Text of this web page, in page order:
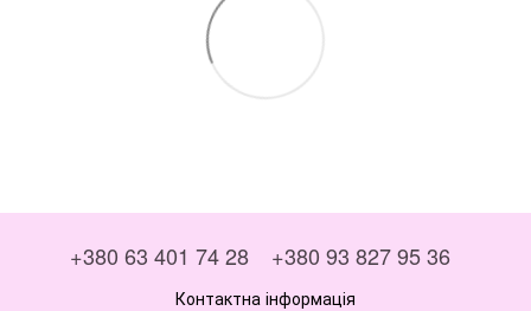
+380 63 401 74 28 +380 93 827 95 36
Контактна інформація